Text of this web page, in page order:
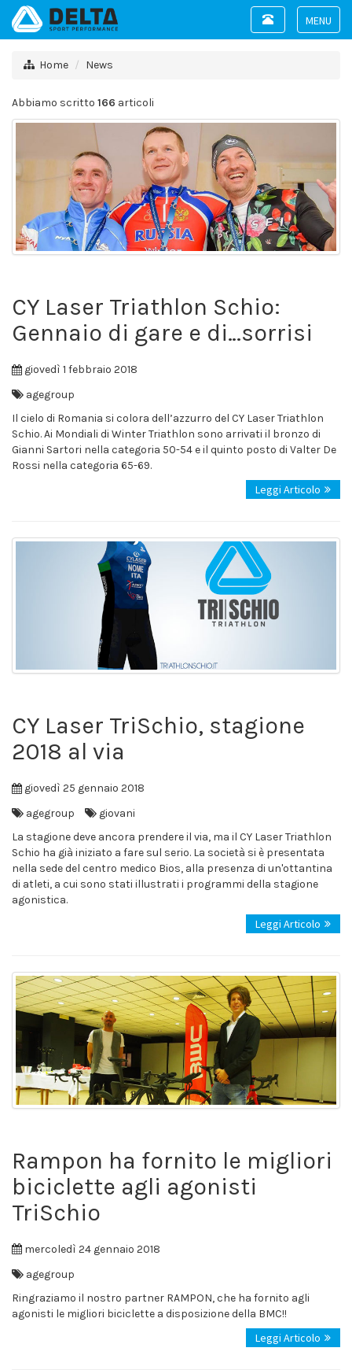
Toggle
Toggle
navigation
Home News
Abbiamo scritto 166 articoli
CY Laser Triathlon Schio:
Gennaio di gare e di…sorrisi
giovedì 1 febbraio 2018
agegroup
Il cielo di Romania si colora dell’azzurro del CY Laser Triathlon
Schio. Ai Mondiali di Winter Triathlon sono arrivati il bronzo di
Gianni Sartori nella categoria 50-54 e il quinto posto di Valter De
Rossi nella categoria 65-69.
Leggi Articolo
CY Laser TriSchio, stagione
2018 al via
giovedì 25 gennaio 2018
agegroup
giovani
La stagione deve ancora prendere il via, ma il CY Laser Triathlon
Schio ha già iniziato a fare sul serio. La società si è presentata
nella sede del centro medico Bios, alla presenza di un'ottantina
di atleti, a cui sono stati illustrati i programmi della stagione
agonistica.
Leggi Articolo
Rampon ha fornito le migliori
biciclette agli agonisti
TriSchio
mercoledì 24 gennaio 2018
agegroup
Ringraziamo il nostro partner RAMPON, che ha fornito agli
agonisti le migliori biciclette a disposizione della BMC!!
Leggi Articolo